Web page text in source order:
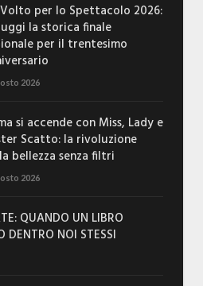
per lo Spettacolo 2026:
la storica finale
per il trentesimo
2026
si accende con Miss, Lady e
Scatto: la rivoluzione
bellezza senza filtri
2026
QUANDO UN LIBRO
NOI STESSI